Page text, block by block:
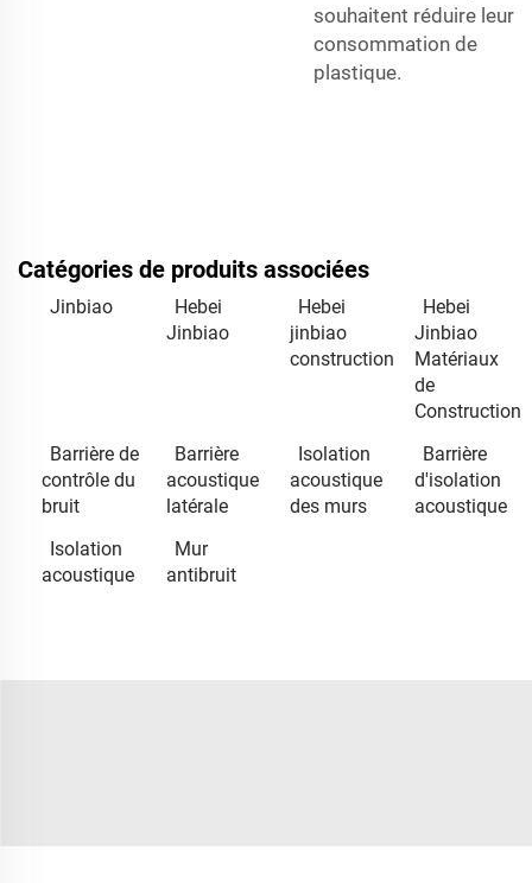
souhaitent réduire leur
consommation de
plastique.
Catégories de produits associées
Jinbiao
Hebei
Jinbiao
Hebei
jinbiao
construction
Hebei
Jinbiao
Matériaux
de
Construction
Barrière de
contrôle du
bruit
Barrière
acoustique
latérale
Isolation
acoustique
des murs
Barrière
d'isolation
acoustique
Isolation
acoustique
Mur
antibruit